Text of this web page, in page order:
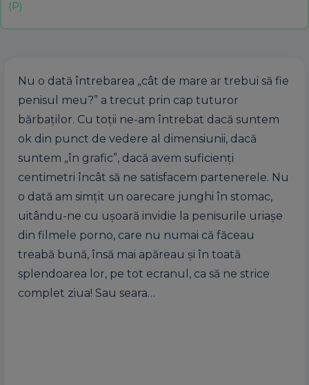
Nu o dată întrebarea „cât de mare ar trebui să fie
penisul meu?” a trecut prin cap tuturor
bărbaților. Cu toții ne-am întrebat dacă suntem
ok din punct de vedere al dimensiunii, dacă
suntem „în grafic”, dacă avem suficienți
centimetri încât să ne satisfacem partenerele. Nu
o dată am simțit un oarecare junghi în stomac,
uitându-ne cu ușoară invidie la penisurile uriașe
din filmele porno, care nu numai că făceau
treabă bună, însă mai apăreau și în toată
splendoarea lor, pe tot ecranul, ca să ne strice
complet ziua! Sau seara…